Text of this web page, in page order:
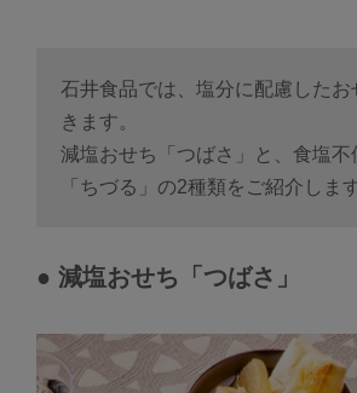
石井食品では、塩分に配慮したお
きます。
減塩おせち「つばさ」と、食塩不
「ちづる」の2種類をご紹介します
● 減塩おせち「つばさ」